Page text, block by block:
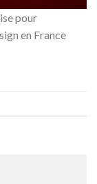
pour
en France